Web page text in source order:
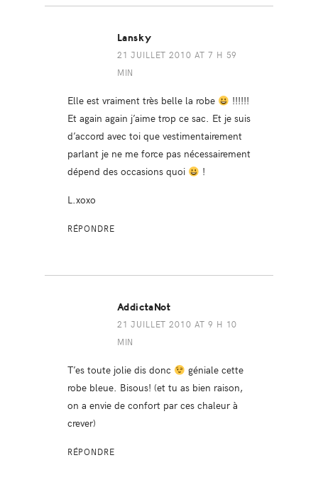
Lansky
21 JUILLET 2010 AT 7 H 59
MIN
Elle est vraiment très belle la robe
!!!!!!
Et again again j’aime trop ce sac. Et je suis
d’accord avec toi que vestimentairement
parlant je ne me force pas nécessairement
dépend des occasions quoi
!
L.xoxo
RÉPONDRE
AddictaNot
21 JUILLET 2010 AT 9 H 10
MIN
T’es toute jolie dis donc
géniale cette
robe bleue. Bisous! (et tu as bien raison,
on a envie de confort par ces chaleur à
crever)
RÉPONDRE